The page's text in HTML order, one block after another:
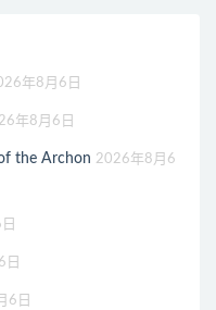
年8月6日
年8月6日
the Archon 2026年8月6
日
6日